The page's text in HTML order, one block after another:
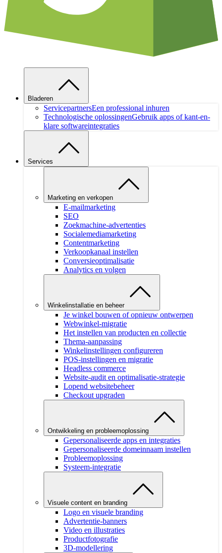
Bladeren
ServicepartnersEen professional inhuren
Technologische oplossingenGebruik apps of kant-en-
klare softwareintegraties
Services
Marketing en verkopen
E-mailmarketing
SEO
Zoekmachine-advertenties
Socialemediamarketing
Contentmarketing
Verkoopkanaal instellen
Conversieoptimalisatie
Analytics en volgen
Winkelinstallatie en beheer
Je winkel bouwen of opnieuw ontwerpen
Webwinkel-migratie
Het instellen van producten en collectie
Thema-aanpassing
Winkelinstellingen configureren
POS-instellingen en migratie
Headless commerce
Website-audit en optimalisatie-strategie
Lopend websitebeheer
Checkout upgraden
Ontwikkeling en probleemoplossing
Gepersonaliseerde apps en integraties
Gepersonaliseerde domeinnaam instellen
Probleemoplossing
Systeem-integratie
Visuele content en branding
Logo en visuele branding
Advertentie-banners
Video en illustraties
Productfotografie
3D-modellering